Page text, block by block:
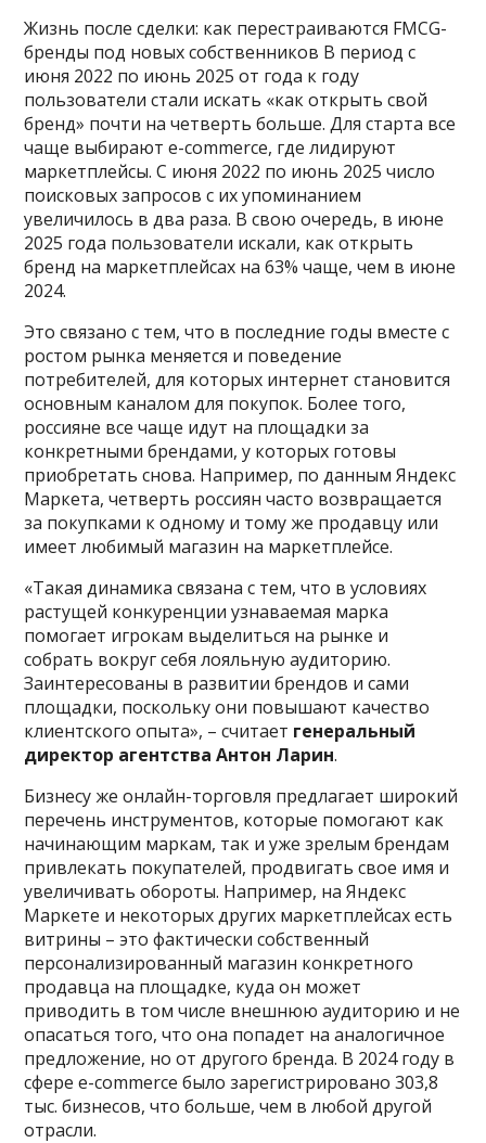
Жизнь после сделки: как перестраиваются FMCG-
бренды под новых собственников В период с
июня 2022 по июнь 2025 от года к году
пользователи стали искать «как открыть свой
бренд» почти на четверть больше. Для старта все
чаще выбирают e-commerce, где лидируют
маркетплейсы. С июня 2022 по июнь 2025 число
поисковых запросов с их упоминанием
увеличилось в два раза. В свою очередь, в июне
2025 года пользователи искали, как открыть
бренд на маркетплейсах на 63% чаще, чем в июне
2024.
Это связано с тем, что в последние годы вместе с
ростом рынка меняется и поведение
потребителей, для которых интернет становится
основным каналом для покупок. Более того,
россияне все чаще идут на площадки за
конкретными брендами, у которых готовы
приобретать снова. Например, по данным Яндекс
Маркета, четверть россиян часто возвращается
за покупками к одному и тому же продавцу или
имеет любимый магазин на маркетплейсе.
«Такая динамика связана с тем, что в условиях
растущей конкуренции узнаваемая марка
помогает игрокам выделиться на рынке и
собрать вокруг себя лояльную аудиторию.
Заинтересованы в развитии брендов и сами
площадки, поскольку они повышают качество
клиентского опыта», – считает генеральный
директор агентства Антон Ларин.
Бизнесу же онлайн-торговля предлагает широкий
перечень инструментов, которые помогают как
начинающим маркам, так и уже зрелым брендам
привлекать покупателей, продвигать свое имя и
увеличивать обороты. Например, на Яндекс
Маркете и некоторых других маркетплейсах есть
витрины – это фактически собственный
персонализированный магазин конкретного
продавца на площадке, куда он может
приводить в том числе внешнюю аудиторию и не
опасаться того, что она попадет на аналогичное
предложение, но от другого бренда. В 2024 году в
сфере e-commerce было зарегистрировано 303,8
тыс. бизнесов, что больше, чем в любой другой
отрасли.